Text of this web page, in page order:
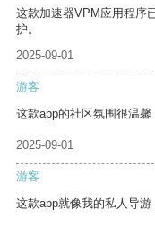
这款加速器VPM应用程序
护。
2025-09-01
游客
这款app的社区氛围很温馨
2025-09-01
游客
这款app就像我的私人导游